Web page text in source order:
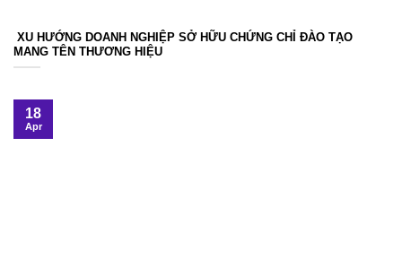
XU HƯỚNG DOANH NGHIỆP SỞ HỮU CHỨNG CHỈ ĐÀO TẠO
MANG TÊN THƯƠNG HIỆU
18
Apr